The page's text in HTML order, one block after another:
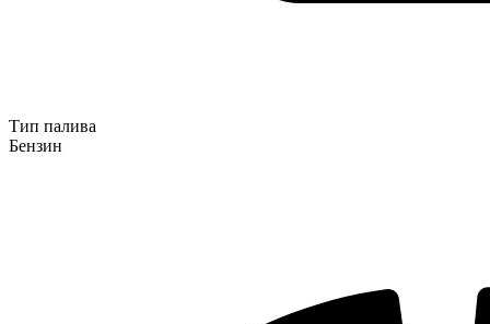
Тип палива
Бензин